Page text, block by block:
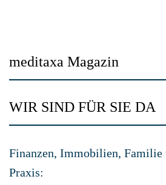
meditaxa Magazin
WIR SIND FÜR SIE DA
Finanzen, Immobilien, Familie
Praxis: